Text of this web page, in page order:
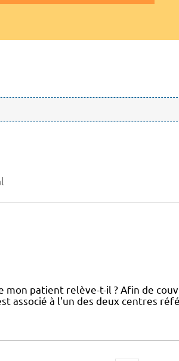
mon patient relève-t-il ? Afin de
associé à l'un des deux centres